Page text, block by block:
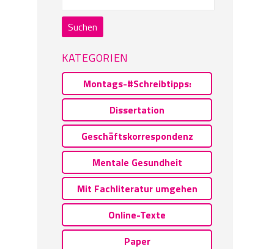
KATEGORIEN
Montags-#Schreibtipps:
Dissertation
Geschäftskorrespondenz
Mentale Gesundheit
Mit Fachliteratur umgehen
Online-Texte
Paper